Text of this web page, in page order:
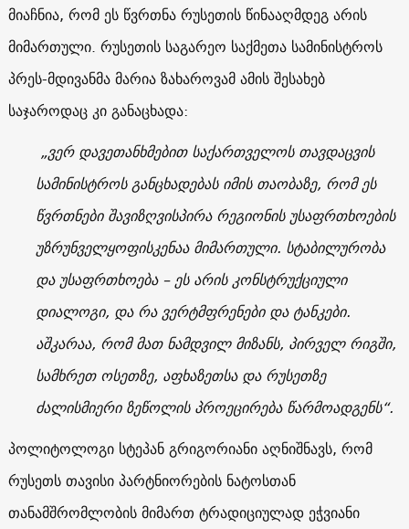
მიაჩნია, რომ ეს წვრთნა რუსეთის წინააღმდეგ არის
მიმართული. რუსეთის საგარეო საქმეთა სამინისტროს
პრეს-მდივანმა მარია ზახაროვამ ამის შესახებ
საჯაროდაც კი განაცხადა:
„ვერ დავეთანხმებით საქართველოს თავდაცვის
სამინისტროს განცხადებას იმის თაობაზე, რომ ეს
წვრთნები შავიზღვისპირა რეგიონის უსაფრთხოების
უზრუნველყოფისკენაა მიმართული. სტაბილურობა
და უსაფრთხოება – ეს არის კონსტრუქციული
დიალოგი, და რა ვერტმფრენები და ტანკები.
აშკარაა, რომ მათ ნამდვილ მიზანს, პირველ რიგში,
სამხრეთ ოსეთზე, აფხაზეთსა და რუსეთზე
ძალისმიერი ზეწოლის პროეცირება წარმოადგენს“.
პოლიტოლოგი სტეპან გრიგორიანი აღნიშნავს, რომ
რუსეთს თავისი პარტნიორების ნატოსთან
თანამშრომლობის მიმართ ტრადიციულად ეჭვიანი